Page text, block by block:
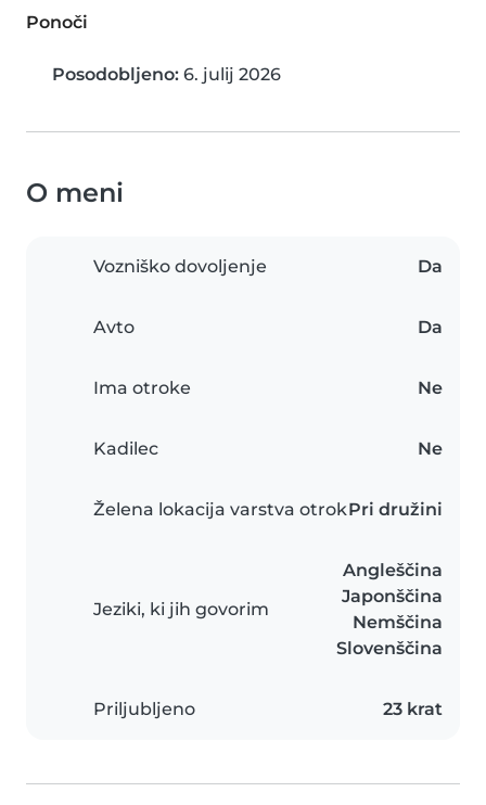
Ponoči
Posodobljeno: 6. julij 2026
O meni
Vozniško dovoljenje Da
Avto Da
Ima otroke Ne
Kadilec Ne
Želena lokacija varstva otrokPri družini
Jeziki, ki jih govorim
Angleščina
Japonščina
Nemščina
Slovenščina
Priljubljeno 23 krat